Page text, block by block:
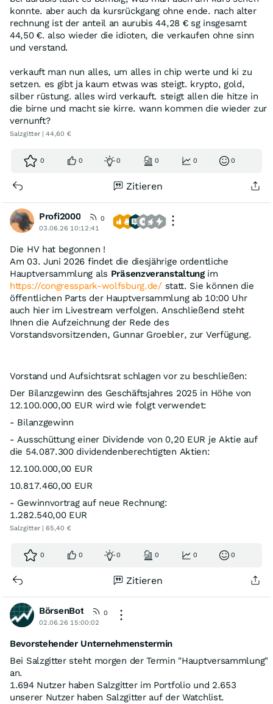
konnte. aber auch da kursrückgang ohne ende. nach alter
rechnung ist der anteil an aurubis 44,28 € sg insgesamt
44,50 €. also wieder die idioten, die verkaufen ohne sinn
und verstand.
verkauft man nun alles, um alles in chip werte und ki zu
setzen. es gibt ja kaum etwas was steigt. krypto, gold,
silber rüstung. alles wird verkauft. steigt allen die hitze in
die birne und macht sie kirre. wann kommen die wieder zur
vernunft?
Salzgitter | 44,60 €
0 0 0 0 0 0
Zitieren
Profi2000
0
03.06.26 10:12:41
Die HV hat begonnen !
Am 03. Juni 2026 findet die diesjährige ordentliche
Hauptversammlung als Präsenzveranstaltungim
https://congresspark-wolfsburg.de/ statt. Sie können die
öffentlichen Parts der Hauptversammlung ab 10:00 Uhr
auch hier im Livestream verfolgen. Anschließend steht
Ihnen die Aufzeichnung der Rede des
Vorstandsvorsitzenden, Gunnar Groebler, zur Verfügung.
Vorstand und Aufsichtsrat schlagen vor zu beschließen:
Der Bilanzgewinn des Geschäftsjahres 2025 in Höhe von
12.100.000,00 EUR wird wie folgt verwendet:
- Bilanzgewinn
- Ausschüttung einer Dividende von 0,20 EUR je Aktie auf
die 54.087.300 dividendenberechtigten Aktien:
12.100.000,00 EUR
10.817.460,00 EUR
- Gewinnvortrag auf neue Rechnung:
1.282.540,00 EUR
Salzgitter | 65,40 €
0 0 0 0 0 0
Zitieren
BörsenBot
0
02.06.26 15:00:02
Bevorstehender Unternehmenstermin
Bei Salzgitter steht morgen der Termin "Hauptversammlung"
an.
1.694 Nutzer haben Salzgitter im Portfolio und 2.653
unserer Nutzer haben Salzgitter auf der Watchlist.